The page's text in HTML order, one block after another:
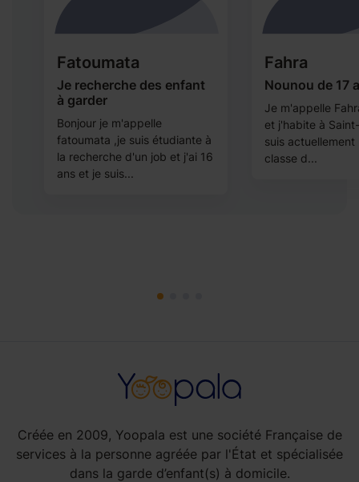
Fatoumata
Je recherche des enfant
à garder
Bonjour je m'appelle
fatoumata ,je suis étudiante à
la recherche d'un job et j'ai 16
ans et je suis...
Fahra
Nounou de 17
Je m'appelle
et j'habite à
suis actuellement
classe d...
Créée en 2009, Yoopala est une société Française de
services à la personne agréée par l'État et spécialisée
dans la garde d’enfant(s) à domicile.